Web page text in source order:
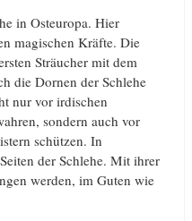
in Osteuropa. Hier
magischen Kräfte. Die
Sträucher mit dem
die Dornen der Schlehe
nur vor irdischen
sondern auch vor
schützen. In
der Schlehe. Mit ihrer
werden, im Guten wie